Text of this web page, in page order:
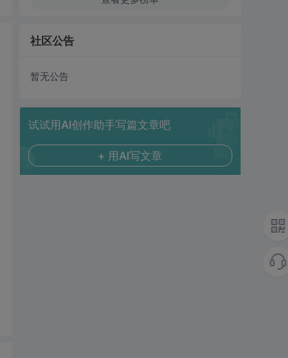
社区公告
暂无公告
试试用AI创作助手写篇文章吧
+ 用AI写文章